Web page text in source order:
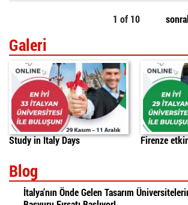
1 of 10
Galeri
Study in Italy Days Firenze
Blog
İtalya’nın Önde Gelen Tasarım